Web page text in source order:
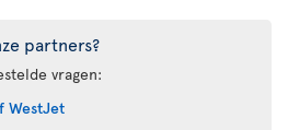
partners?
vragen:
WestJet